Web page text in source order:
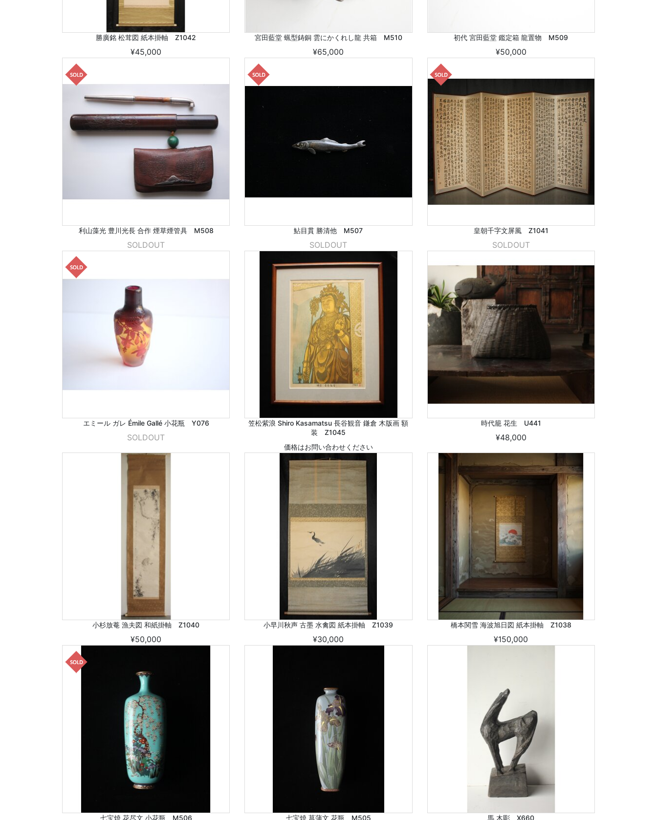
勝廣銘 松茸図 紙本掛軸 Z1042
¥45,000
宮田藍堂 蝋型鋳銅 雲にかくれし龍 共箱 M510
¥65,000
初代 宮田藍堂 鑑定箱 龍置物 M509
¥50,000
利山藻光 豊川光長 合作 煙草煙管具 M508
SOLDOUT
鮎目貫 勝清他 M507
SOLDOUT
皇朝千字文屏風 Z1041
SOLDOUT
エミール ガレ Émile Gallé 小花瓶 Y076
SOLDOUT
笠松紫浪 Shiro Kasamatsu 長谷観音 鎌倉 木版画 額
装 Z1045
価格はお問い合わせください
時代籠 花生 U441
¥48,000
小杉放菴 漁夫図 和紙掛軸 Z1040
¥50,000
小早川秋声 古墨 水禽図 紙本掛軸 Z1039
¥30,000
橋本関雪 海波旭日図 紙本掛軸 Z1038
¥150,000
七宝焼 花尽文 小花瓶 M506 七宝焼 菖蒲文 花瓶 M505 馬 木彫 X660